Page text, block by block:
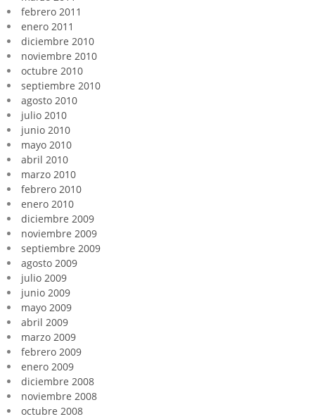
febrero 2011
enero 2011
diciembre 2010
noviembre 2010
octubre 2010
septiembre 2010
agosto 2010
julio 2010
junio 2010
mayo 2010
abril 2010
marzo 2010
febrero 2010
enero 2010
diciembre 2009
noviembre 2009
septiembre 2009
agosto 2009
julio 2009
junio 2009
mayo 2009
abril 2009
marzo 2009
febrero 2009
enero 2009
diciembre 2008
noviembre 2008
octubre 2008